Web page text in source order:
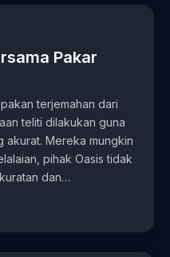
Pakar
terjemahan dari
teliti dilakukan guna
akurat. Mereka mungkin
pihak Oasis tidak
dan…